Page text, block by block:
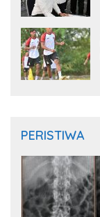
PERISTIWA